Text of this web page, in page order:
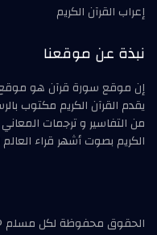
إعراب القرآن الكريم
نبذة عن موقعنا
إن موقع سورة قرآن هو
يقدم القرآن الكريم مكتوب
من التفاسير و ترجمات
الكريم بصوت أشهر قراء
الحقوق محفوظة لكل مسلم ©2016 - 2026